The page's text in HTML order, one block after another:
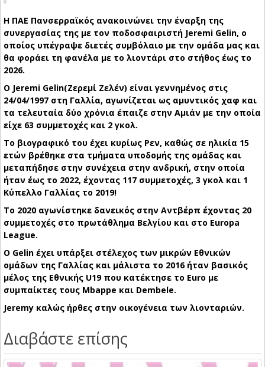
Η ΠΑΕ Πανσερραϊκός ανακοινώνει την έναρξη της
συνεργασίας της με τον ποδοσφαιριστή Jeremi Gelin, ο
οποίος υπέγραψε διετές συμβόλαιο με την ομάδα μας και
θα φοράει τη φανέλα με το λιοντάρι στο στήθος έως το
2026.
Ο Jeremi Gelin(Ζερεμί Ζελέν) είναι γεννημένος στις
24/04/1997 στη Γαλλία, αγωνίζεται ως αμυντικός χαφ και
τα τελευταία δύο χρόνια έπαιζε στην Αμιάν με την οποία
είχε 63 συμμετοχές και 2 γκολ.
Το βιογραφικό του έχει κυρίως Ρεν, καθώς σε ηλικία 15
ετών βρέθηκε στα τμήματα υποδομής της ομάδας και
μεταπήδησε στην συνέχεια στην ανδρική, στην οποία
ήταν έως το 2022, έχοντας 117 συμμετοχές, 3 γκολ και 1
Κύπελλο Γαλλίας το 2019!
Το 2020 αγωνίστηκε δανεικός στην Αντβέρπ έχοντας 20
συμμετοχές στο πρωτάθλημα Βελγίου και στο Europa
League.
Ο Gelin έχει υπάρξει στέλεχος των μικρών Εθνικών
ομάδων της Γαλλίας και μάλιστα το 2016 ήταν βασικός
μέλος της Εθνικής U19 που κατέκτησε το Euro με
συμπαίκτες τους Mbappe και Dembele.
Jeremy καλώς ήρθες στην οικογένεια των λιονταριών.
Διαβάστε επίσης